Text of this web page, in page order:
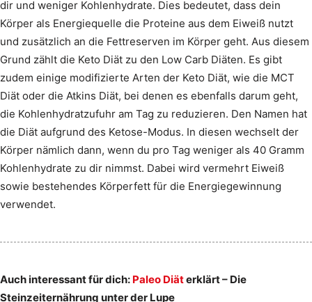
dir und weniger Kohlenhydrate. Dies bedeutet, dass dein
Körper als Energiequelle die Proteine aus dem Eiweiß nutzt
und zusätzlich an die Fettreserven im Körper geht. Aus diesem
Grund zählt die Keto Diät zu den Low Carb Diäten. Es gibt
zudem einige modifizierte Arten der Keto Diät, wie die MCT
Diät oder die Atkins Diät, bei denen es ebenfalls darum geht,
die Kohlenhydratzufuhr am Tag zu reduzieren. Den Namen hat
die Diät aufgrund des Ketose-Modus. In diesen wechselt der
Körper nämlich dann, wenn du pro Tag weniger als 40 Gramm
Kohlenhydrate zu dir nimmst. Dabei wird vermehrt Eiweiß
sowie bestehendes Körperfett für die Energiegewinnung
verwendet.
Auch interessant für dich: Paleo Diäterklärt – Die
Steinzeiternährung unter der Lupe